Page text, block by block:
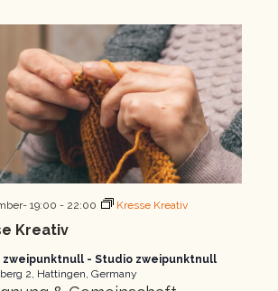
Kreativ
19:00 - 22:00 Kresse Kreativ
zweipunktnull - Studio zweipunktnull
2, Hattingen, Germany